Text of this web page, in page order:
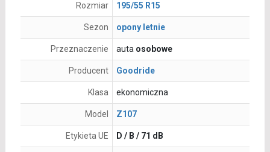
Rozmiar 195/55 R15
Sezon opony letnie
Przeznaczenie auta osobowe
Producent Goodride
Klasa ekonomiczna
Model Z107
Etykieta UE D / B / 71 dB